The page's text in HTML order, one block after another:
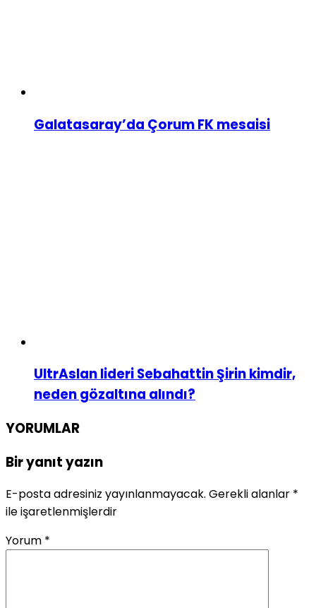
Galatasaray’da Çorum FK mesaisi
UltrAslan lideri Sebahattin Şirin kimdir,
neden gözaltına alındı?
YORUMLAR
Bir yanıt yazın
E-posta adresiniz yayınlanmayacak. Gerekli alanlar *
ile işaretlenmişlerdir
Yorum *